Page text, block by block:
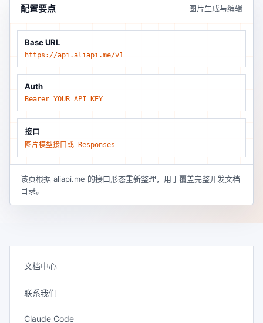
配置要点 图片生成与编辑
Base URL
https://api.aliapi.me/v1
Auth
Bearer YOUR_API_KEY
接口
图片模型接口或 Responses
该页根据 aliapi.me 的接口形态重新整理，用于覆盖完整开发文档
目录。
文档中心
联系我们
Claude Code